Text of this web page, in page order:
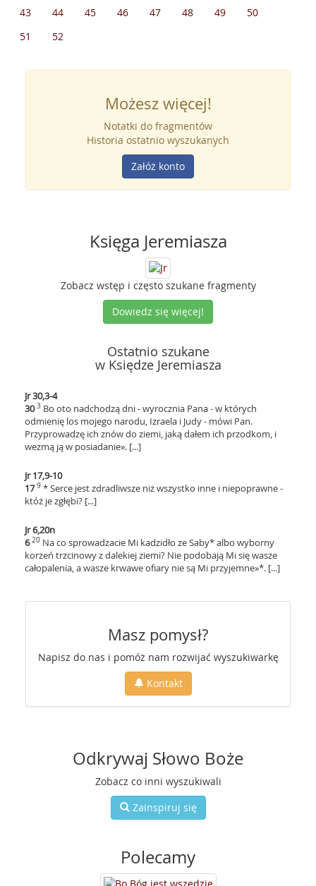
43
44 45 46 47 48 49
50
51
52
Możesz więcej!
Notatki do fragmentów
Historia ostatnio wyszukanych
Załóż konto
Księga Jeremiasza
Zobacz wstęp i często szukane fragmenty
Dowiedz się więcej!
Ostatnio szukane
w Księdze Jeremiasza
Jr 30,3-4
303 Bo oto nadchodzą dni - wyrocznia Pana - w których
odmienię los mojego narodu, Izraela i Judy - mówi Pan.
Przyprowadzę ich znów do ziemi, jaką dałem ich przodkom, i
wezmą ją w posiadanie». [...]
Jr 17,9-10
179 * Serce jest zdradliwsze niż wszystko inne i niepoprawne -
któż je zgłębi? [...]
Jr 6,20n
6 20 Na co sprowadzacie Mi kadzidło ze Saby* albo wyborny
korzeń trzcinowy z dalekiej ziemi? Nie podobają Mi się wasze
całopalenia, a wasze krwawe ofiary nie są Mi przyjemne»*. [...]
Masz pomysł?
Napisz do nas i pomóż nam rozwijać wyszukiwarkę
Kontakt
Odkrywaj Słowo Boże
Zobacz co inni wyszukiwali
Zainspiruj się
Polecamy